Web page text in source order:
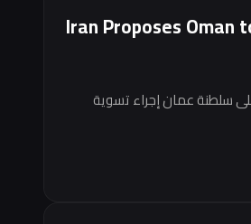
Iran Proposes
سلطنة عمان إجراء تسوية